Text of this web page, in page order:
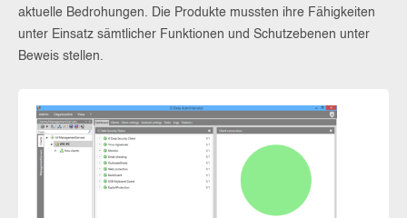
aktuelle Bedrohungen. Die Produkte mussten ihre Fähigkeiten
unter Einsatz sämtlicher Funktionen und Schutzebenen unter
Beweis stellen.